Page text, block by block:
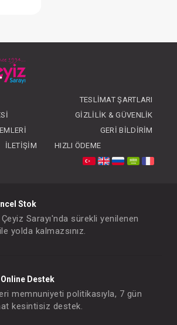
TESLIMAT ŞARTLARI
GIZLILIK & GÜVENLIK
GERI BILDIRIM
İLETIŞIM
HIZLI ÖDEME
Stok
Sarayı'nda sürekli yenilenen
yolda kalmazsınız.
Online Destek
memnuniyeti politikasıyla, 7 gün
kesintisiz destek.